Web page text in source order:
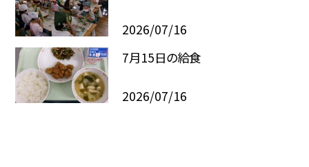
2026/07/16
7月15日の給食
2026/07/16